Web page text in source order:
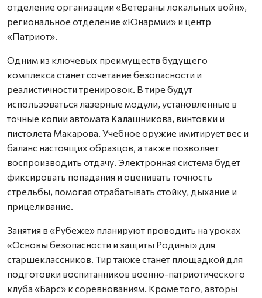
отделение организации «Ветераны локальных войн»,
региональное отделение «Юнармии» и центр
«Патриот».
Одним из ключевых преимуществ будущего
комплекса станет сочетание безопасности и
реалистичности тренировок. В тире будут
использоваться лазерные модули, установленные в
точные копии автомата Калашникова, винтовки и
пистолета Макарова. Учебное оружие имитирует вес и
баланс настоящих образцов, а также позволяет
воспроизводить отдачу. Электронная система будет
фиксировать попадания и оценивать точность
стрельбы, помогая отрабатывать стойку, дыхание и
прицеливание.
Занятия в «Рубеже» планируют проводить на уроках
«Основы безопасности и защиты Родины» для
старшеклассников. Тир также станет площадкой для
подготовки воспитанников военно-патриотического
клуба «Барс» к соревнованиям. Кроме того, авторы